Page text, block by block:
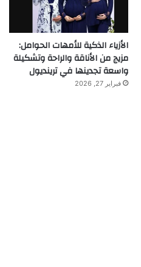
الأزياء الذكية للأمهات الحوامل:
مزيج من الأناقة والراحة وتشكيلة
واسعة تجدينها في ترينديول
فبراير 27, 2026